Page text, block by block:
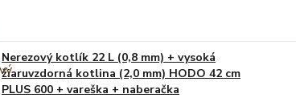
Nerezový kotlík 22 L (0,8 mm) + vysoká
žiaruvzdorná kotlina (2,0 mm) HODO 42 cm
PLUS 600 + vareška + naberačka